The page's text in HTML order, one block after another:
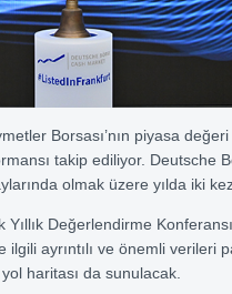
Borsası’nın piyasa
takip ediliyor. Deutsche
olmak üzere yılda iki
Değerlendirme
ayrıntılı ve önemli verileri
haritası da sunulacak.